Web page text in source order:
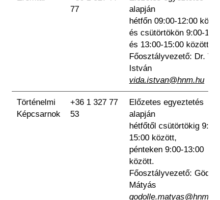
77
alapján
hétfőn 09:00-12:00
és csütörtökön 9:00-
és 13:00-15:00 között.
Főosztályvezető: Dr.
István
vida.istvan@hnm.hu
Történelmi
Képcsarnok
+36 1 327 77
53
Előzetes egyeztetés
alapján
hétfőtől csütörtökig 9:00-
15:00 között,
pénteken 9:00-13:00
között.
Főosztályvezető:
Mátyás
godolle.matyas@hnm.hu